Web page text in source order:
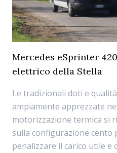
Mercedes eSprinter
elettrico della Stella
Le tradizionali doti e
ampiamente apprezzate
motorizzazione termica si
sulla configurazione cento
penalizzare il carico utile e